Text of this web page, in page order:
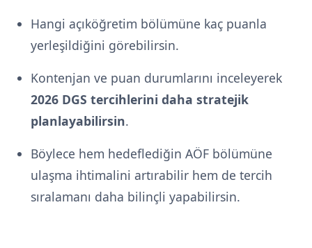
Hangi açıköğretim bölümüne kaç puanla
yerleşildiğini görebilirsin.
Kontenjan ve puan durumlarını inceleyerek
2026 DGS tercihlerini daha stratejik
planlayabilirsin.
Böylece hem hedeflediğin AÖF bölümüne
ulaşma ihtimalini artırabilir hem de tercih
sıralamanı daha bilinçli yapabilirsin.